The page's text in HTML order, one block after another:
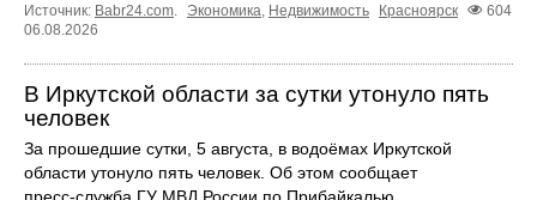
Источник: Babr24.com Экономика Недвижимость Красноярск
604
06.08.2026
В Иркутской области за сутки утонуло пять
человек
За прошедшие сутки, 5 августа, в водоёмах Иркутской
области утонуло пять человек. Об этом сообщает
пресс‑служба ГУ МВД России по Прибайкалью.